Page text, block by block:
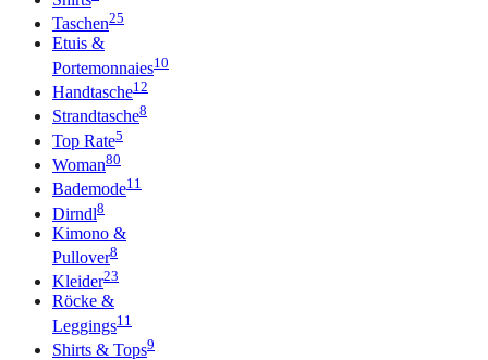
Taschen25
Etuis &
Portemonnaies10
Handtasche12
Strandtasche8
Top Rate5
Woman80
Bademode11
Dirndl8
Kimono &
Pullover8
Kleider23
Röcke &
Leggings11
Shirts & Tops9